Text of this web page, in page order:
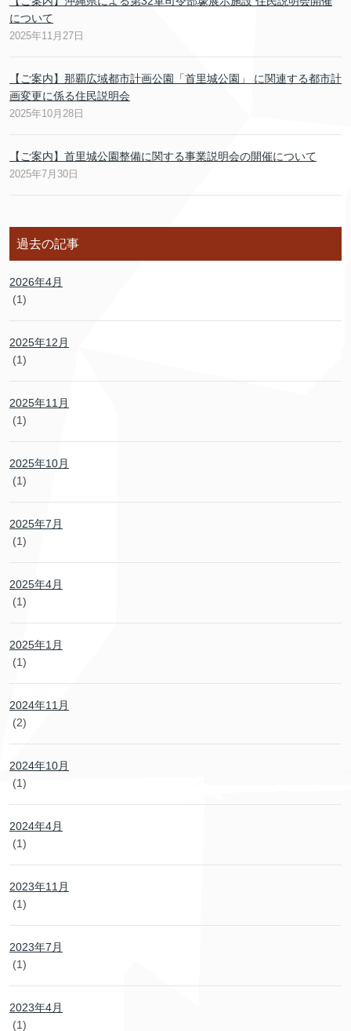
について
2025年11月27日
【ご案内】那覇広域都市計画公園「首里城公園」 に関連する都市計
画変更に係る住民説明会
2025年10月28日
【ご案内】首里城公園整備に関する事業説明会の開催について
2025年7月30日
過去の記事
2026年4月
(1)
2025年12月
(1)
2025年11月
(1)
2025年10月
(1)
2025年7月
(1)
2025年4月
(1)
2025年1月
(1)
2024年11月
(2)
2024年10月
(1)
2024年4月
(1)
2023年11月
(1)
2023年7月
(1)
2023年4月
(1)